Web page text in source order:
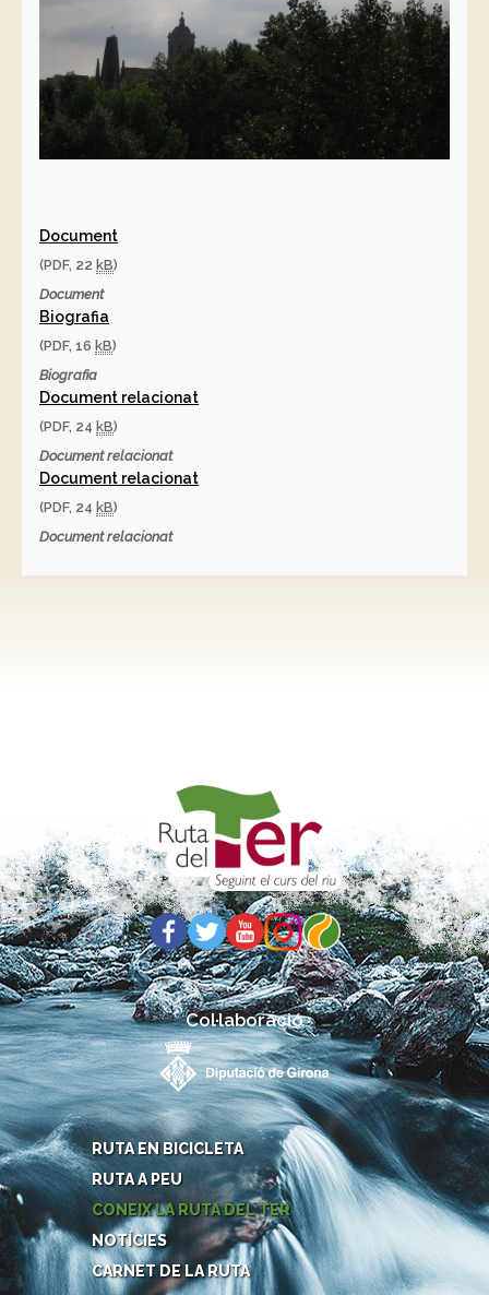
Document
(PDF, 22 kB)
Document
Biografia
(PDF, 16 kB)
Biografia
Document relacionat
(PDF, 24 kB)
Document relacionat
Document relacionat
(PDF, 24 kB)
Document relacionat
Col·laboració
RUTA EN BICICLETA
RUTA A PEU
CONEIX LA RUTA DEL TER
NOTÍCIES
CARNET DE LA RUTA